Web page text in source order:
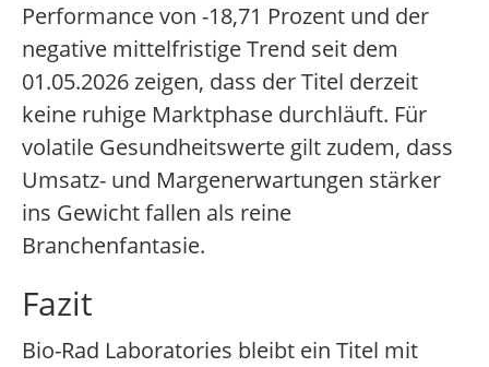
Performance von -18,71 Prozent und der
negative mittelfristige Trend seit dem
01.05.2026 zeigen, dass der Titel derzeit
keine ruhige Marktphase durchläuft. Für
volatile Gesundheitswerte gilt zudem, dass
Umsatz- und Margenerwartungen stärker
ins Gewicht fallen als reine
Branchenfantasie.
Fazit
Bio-Rad Laboratories bleibt ein Titel mit